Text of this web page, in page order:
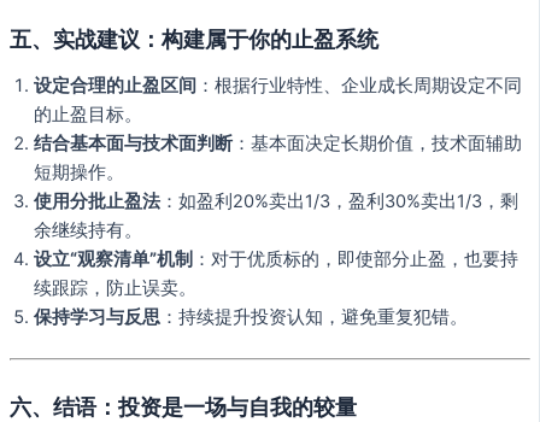
五、实战建议：构建属于你的止盈系统
设定合理的止盈区间 ：根据行业特性、企业成长周期设定不同
的止盈目标。
结合基本面与技术面判断 ：基本面决定长期价值，技术面辅助
短期操作。
使用分批止盈法 ：如盈利20%卖出1/3，盈利30%卖出1/3，剩
余继续持有。
设立“观察清单”机制 ：对于优质标的，即使部分止盈，也要持
续跟踪，防止误卖。
保持学习与反思 ：持续提升投资认知，避免重复犯错。
六、结语：投资是一场与自我的较量